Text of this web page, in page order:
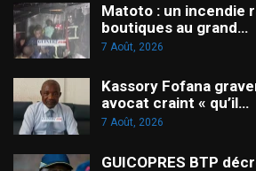
Matoto : un incendie
boutiques au grand…
7 Août, 2026
Kassory Fofana
avocat craint « qu’il…
7 Août, 2026
GUICOPRES BTP